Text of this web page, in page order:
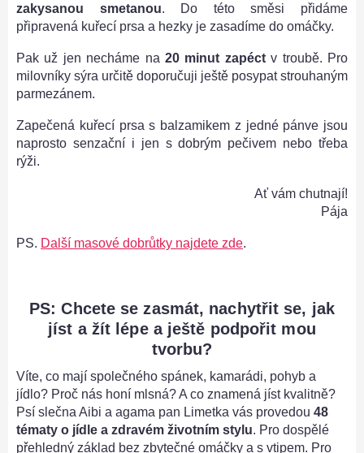
zakysanou smetanou. Do této směsi přidáme
připravená kuřecí prsa a hezky je zasadíme do omáčky.
Pak už jen necháme na 20 minut zapéctv troubě. Pro
milovníky sýra určitě doporučuji ještě posypat strouhaným
parmezánem.
Zapečená kuřecí prsa s balzamikem z jedné pánve jsou
naprosto senzační i jen s dobrým pečivem nebo třeba
rýži.
Ať vám chutnají!
Pája
PS. Další masové dobrůtky najdete zde.
PS: Chcete se zasmát, nachytřit se, jak
jíst a žít lépe a ještě podpořit mou
tvorbu?
Víte, co mají společného spánek, kamarádi, pohyb a
jídlo? Proč nás honí mlsná? A co znamená jíst kvalitně?
Psí slečna Aibi a agama pan Limetka vás provedou 48
tématy o jídle a zdravém životním stylu. Pro dospělé
přehledný základ bez zbytečné omáčky a s vtipem. Pro